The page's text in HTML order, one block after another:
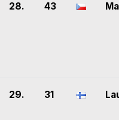
28. 43
29. 31